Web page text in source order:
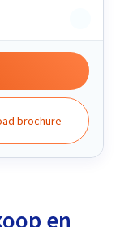
en
brochure